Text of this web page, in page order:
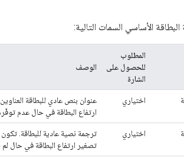
الأساسي السمات التالية:
المطلوب
للحصول على
الشارة
الوصف
اختياري
عنوان بنص عادي للبطاقة
ارتفاع البطاقة في حال عدم
اختياري
ترجمة نصية عادية للبطاقة.
تصغير ارتفاع البطاقة في حال